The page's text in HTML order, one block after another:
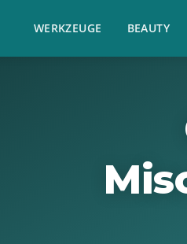
WERKZEUGE BEAUTY